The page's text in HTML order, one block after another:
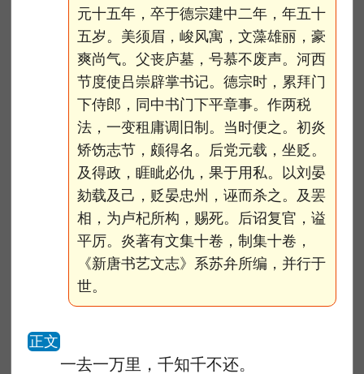
元十五年，卒于德宗建中二年，年五十
五岁。美须眉，峻风寓，文藻雄丽，豪
爽尚气。父丧庐墓，号慕不废声。河西
节度使吕崇辟掌书记。德宗时，累拜门
下侍郎，同中书门下平章事。作两税
法，一变租庸调旧制。当时便之。初炎
矫饬志节，颇得名。后党元载，坐贬。
及得政，睚眦必仇，果于用私。以刘晏
劾载及己，贬晏忠州，诬而杀之。及罢
相，为卢杞所构，赐死。后诏复官，谥
平厉。炎著有文集十卷，制集十卷，
《新唐书艺文志》系苏弁所编，并行于
世。
正文
一去一万里，千知千不还。